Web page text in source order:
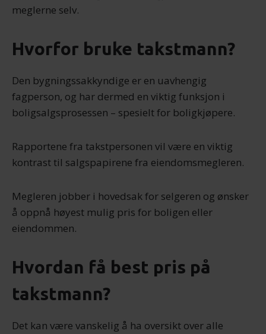
med annen informasjon du har gjort tilgjengelig for dem,
meglerne selv.
Hvorfor bruke takstmann?
Den bygningssakkyndige er en uavhengig
fagperson, og har dermed en viktig funksjon i
boligsalgsprosessen – spesielt for boligkjøpere.
Rapportene fra takstpersonen vil være en viktig
kontrast til salgspapirene fra eiendomsmegleren.
Megleren jobber i hovedsak for selgeren og ønsker
å oppnå høyest mulig pris for boligen eller
eiendommen.
Hvordan få best pris på
takstmann?
Det kan være vanskelig å ha oversikt over alle